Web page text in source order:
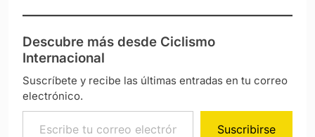
Descubre más desde Ciclismo
Internacional
Suscríbete y recibe las últimas entradas en tu correo
electrónico.
Escribe tu correo electrónico…
Suscribirse